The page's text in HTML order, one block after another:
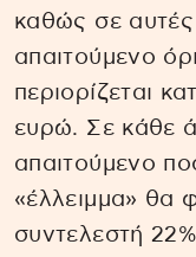
καθώς σε αυτές
απαιτούμενο
περιορίζεται
ευρώ. Σε κάθε
απαιτούμενο
«έλλειμμα» θα
συντελεστή